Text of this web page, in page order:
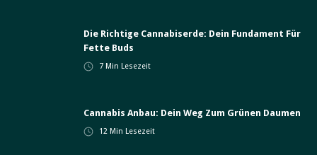
Die Richtige Cannabiserde: Dein Fundament Für
Fette Buds
7 Min Lesezeit
Cannabis Anbau: Dein Weg Zum Grünen Daumen
12 Min Lesezeit